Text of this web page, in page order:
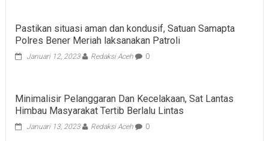
Pastikan situasi aman dan kondusif, Satuan Samapta
Polres Bener Meriah laksanakan Patroli
Januari 12, 2023 Redaksi Aceh 0
Minimalisir Pelanggaran Dan Kecelakaan, Sat Lantas
Himbau Masyarakat Tertib Berlalu Lintas
Januari 13, 2023 Redaksi Aceh 0